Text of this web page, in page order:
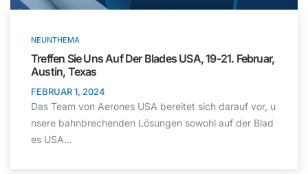
NEUNTHEMA
Treffen Sie Uns Auf Der Blades USA, 19-21. Februar,
Austin, Texas
FEBRUAR 1, 2024
Das Team von Aerones USA bereitet sich darauf vor, u
nsere bahnbrechenden Lösungen sowohl auf der Blad
es USA...